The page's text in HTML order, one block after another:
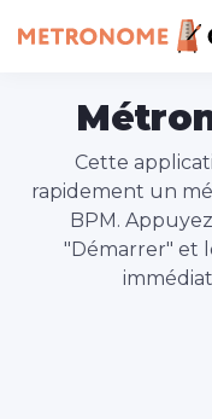
Cette
rapidement un
BPM.
"Démarrer" et